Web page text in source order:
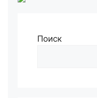
Поиск